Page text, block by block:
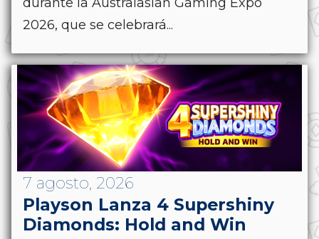
2026, que se celebrará...
7 agosto, 2026
Playson Lanza 4 Supershiny
Diamonds: Hold and Win